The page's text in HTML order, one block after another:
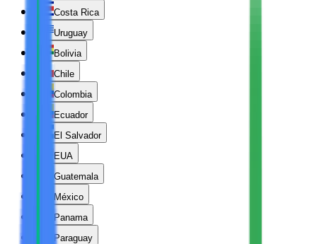
Costa Rica
Uruguay
Bolivia
Chile
Colombia
Ecuador
El Salvador
EUA
Guatemala
México
Panama
Paraguay